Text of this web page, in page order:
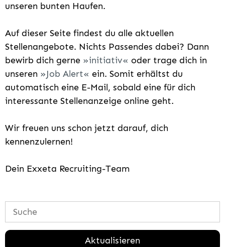
unseren bunten Haufen.
Auf dieser Seite findest du alle aktuellen
Stellenangebote. Nichts Passendes dabei? Dann
bewirb dich gerne
initiativ
oder trage dich in
unseren
Job Alert
ein. Somit erhältst du
automatisch eine E-Mail, sobald eine für dich
interessante Stellenanzeige online geht.
Wir freuen uns schon jetzt darauf, dich
kennenzulernen!
Dein Exxeta Recruiting-Team
Aktualisieren